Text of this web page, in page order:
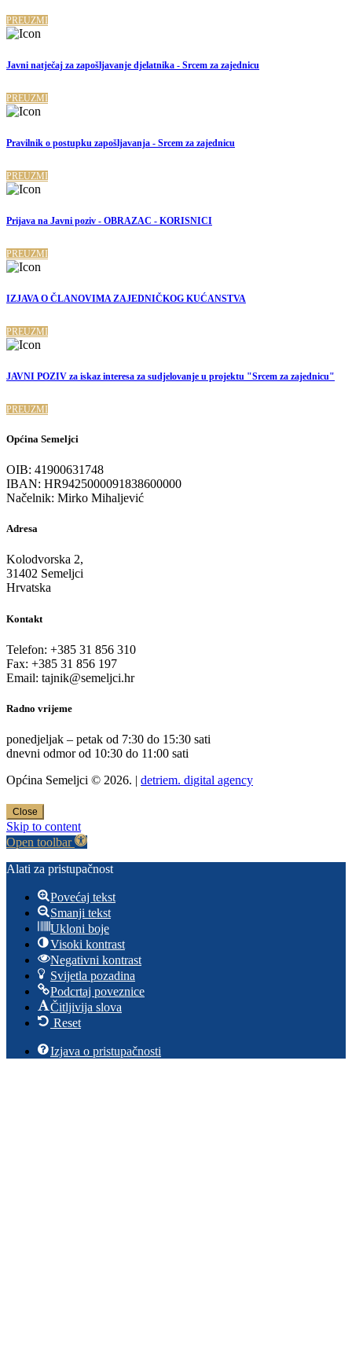
PREUZMI
Javni natječaj za zapošljavanje djelatnika - Srcem za zajednicu
PREUZMI
Pravilnik o postupku zapošljavanja - Srcem za zajednicu
PREUZMI
Prijava na Javni poziv - OBRAZAC - KORISNICI
PREUZMI
IZJAVA O ČLANOVIMA ZAJEDNIČKOG KUĆANSTVA
PREUZMI
JAVNI POZIV za iskaz interesa za sudjelovanje u projektu "Srcem za zajednicu"
PREUZMI
Općina Semeljci
OIB: 41900631748
IBAN: HR9425000091838600000
Načelnik: Mirko Mihaljević
Adresa
Kolodvorska 2,
31402 Semeljci
Hrvatska
Kontakt
Telefon: +385 31 856 310
Fax: +385 31 856 197
Email: tajnik@semeljci.hr
Radno vrijeme
ponedjeljak – petak od 7:30 do 15:30 sati
dnevni odmor od 10:30 do 11:00 sati
Općina Semeljci © 2026. | detriem. digital agency
Close
Skip to content
Open toolbar
Alati za pristupačnost
Povećaj tekst
Smanji tekst
Ukloni boje
Visoki kontrast
Negativni kontrast
Svijetla pozadina
Podcrtaj poveznice
Čitljivija slova
Reset
Izjava o pristupačnosti